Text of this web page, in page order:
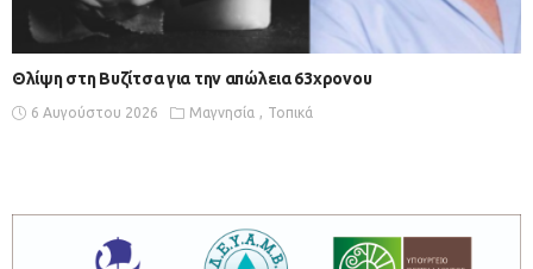
Θλίψη στη Βυζίτσα για την απώλεια 63χρονου
6 Αυγούστου 2026 Μαγνησία Τοπικά